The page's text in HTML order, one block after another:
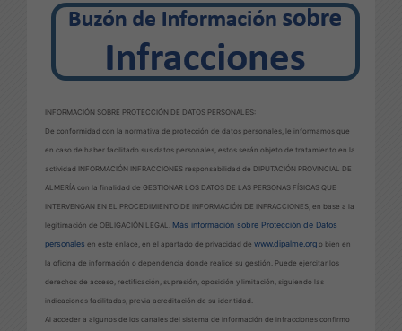
INFORMACIÓN SOBRE PROTECCIÓN DE DATOS PERSONALES:
De conformidad con la normativa de protección de datos personales, le informamos que
en caso de haber facilitado sus datos personales, estos serán objeto de tratamiento en la
actividad INFORMACIÓN INFRACCIONES responsabilidad de DIPUTACIÓN PROVINCIAL DE
ALMERÍA con la finalidad de GESTIONAR LOS DATOS DE LAS PERSONAS FÍSICAS QUE
INTERVENGAN EN EL PROCEDIMIENTO DE INFORMACIÓN DE INFRACCIONES, en base a la
legitimación de OBLIGACIÓN LEGAL. Más información sobre Protección de Datos
personales en este enlace, en el apartado de privacidad de www.dipalme.org o bien en
la oficina de información o dependencia donde realice su gestión. Puede ejercitar los
derechos de acceso, rectificación, supresión, oposición y limitación, siguiendo las
indicaciones facilitadas, previa acreditación de su identidad.
Al acceder a algunos de los canales del sistema de información de infracciones confirmo